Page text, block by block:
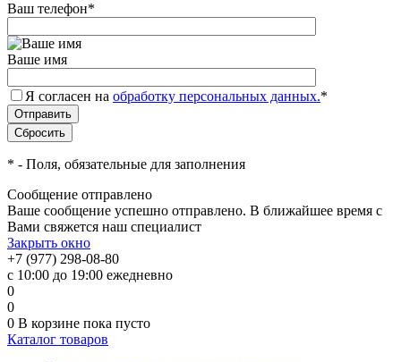
Ваш телефон*
Ваше имя
Я согласен на обработку персональных данных.*
* - Поля, обязательные для заполнения
Сообщение отправлено
Ваше сообщение успешно отправлено. В ближайшее время с
Вами свяжется наш специалист
Закрыть окно
+7 (977) 298-08-80
с 10:00 до 19:00 ежедневно
0
0
0 В корзине пока пусто
Каталог товаров